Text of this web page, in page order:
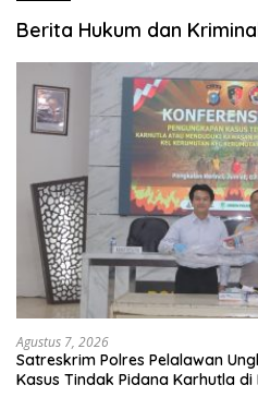
Berita Hukum dan
Agustus 7, 2026
Satreskrim Polres Pelalawan
Kasus Tindak Pidana Karhutla